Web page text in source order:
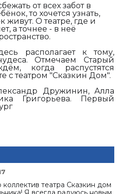
от всех забот в
то хочется узнать,
живут. О театре, где и
а точнее - в неё
располагает к тому,
Отмечаем Старый
когда распустятся
с театром "Сказкин Дом".
Дружинин, Алла
Григорьева. Первый
театра Сказкин дом